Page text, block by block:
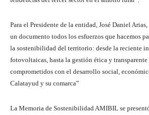
Para el Presidente de la entidad, José Daniel
un documento todos los esfuerzos que hacemos
la sostenibilidad del territorio: desde la reciente
fotovoltaicas, hasta la gestión ética y transparente
comprometidos con el desarrollo social,
Calatayud y su comarca”
La Memoria de Sostenibilidad AMIBIL se